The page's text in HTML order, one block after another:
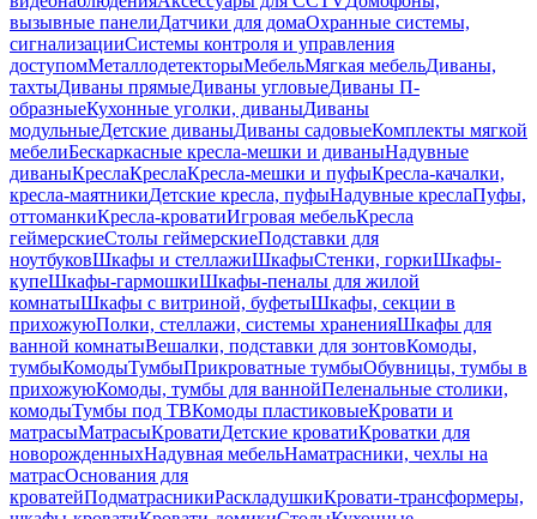
вызывные панелиДатчики для домаОхранные системы,
сигнализацииСистемы контроля и управления
доступомМеталлодетекторыМебельМягкая мебельДиваны,
тахтыДиваны прямыеДиваны угловыеДиваны П-
образныеКухонные уголки, диваныДиваны
модульныеДетские диваныДиваны садовыеКомплекты мягкой
мебелиБескаркасные кресла-мешки и диваныНадувные
диваныКреслаКреслаКресла-мешки и пуфыКресла-качалки,
кресла-маятникиДетские кресла, пуфыНадувные креслаПуфы,
оттоманкиКресла-кроватиИгровая мебельКресла
геймерскиеСтолы геймерскиеПодставки для
ноутбуковШкафы и стеллажиШкафыСтенки, горкиШкафы-
купеШкафы-гармошкиШкафы-пеналы для жилой
комнатыШкафы с витриной, буфетыШкафы, секции в
прихожуюПолки, стеллажи, системы храненияШкафы для
ванной комнатыВешалки, подставки для зонтовКомоды,
тумбыКомодыТумбыПрикроватные тумбыОбувницы, тумбы в
прихожуюКомоды, тумбы для ваннойПеленальные столики,
комодыТумбы под ТВКомоды пластиковыеКровати и
матрасыМатрасыКроватиДетские кроватиКроватки для
новорожденныхНадувная мебельНаматрасники, чехлы на
матрасОснования для
кроватейПодматрасникиРаскладушкиКровати-трансформеры,